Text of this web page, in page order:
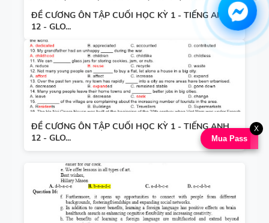
ĐỀ CƯƠNG ÔN TẬP CUỐI HỌC KỲ 1 - TIẾNG ANH
12 - GLO...
ĐỀ CƯƠNG ÔN TẬP CUỐI HỌC KỲ 1 - TIẾNG ANH
12 - GLO...
Mua Pass
X